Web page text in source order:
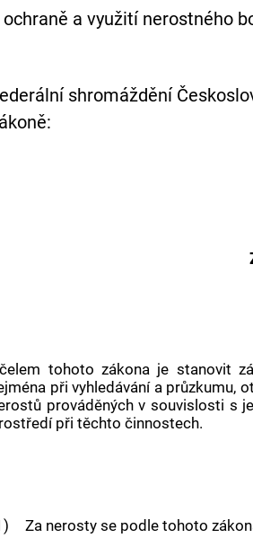
ochraně a využití nerostného
shromáždění
tohoto zákona je stanovit
při vyhledávání a průzkumu,
prováděných v souvislosti s
při těchto činnostech.
Za nerosty se podle tohoto